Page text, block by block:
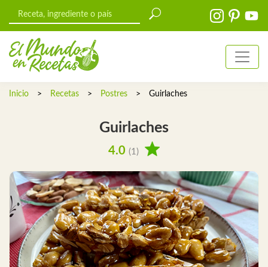
Inicio > Recetas > Postres > Guirlaches
Guirlaches
4.0 (1)